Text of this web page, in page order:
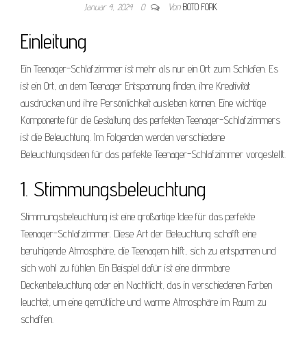
Januar 4, 2024 0 Von BOTO FORK
Einleitung
Ein Teenager-Schlafzimmer ist mehr als nur ein Ort zum Schlafen. Es
ist ein Ort, an dem Teenager Entspannung finden, ihre Kreativität
ausdrücken und ihre Persönlichkeit ausleben können. Eine wichtige
Komponente für die Gestaltung des perfekten Teenager-Schlafzimmers
ist die Beleuchtung. Im Folgenden werden verschiedene
Beleuchtungsideen für das perfekte Teenager-Schlafzimmer vorgestellt.
1. Stimmungsbeleuchtung
Stimmungsbeleuchtung ist eine großartige Idee für das perfekte
Teenager-Schlafzimmer. Diese Art der Beleuchtung schafft eine
beruhigende Atmosphäre, die Teenagern hilft, sich zu entspannen und
sich wohl zu fühlen. Ein Beispiel dafür ist eine dimmbare
Deckenbeleuchtung oder ein Nachtlicht, das in verschiedenen Farben
leuchtet, um eine gemütliche und warme Atmosphäre im Raum zu
schaffen.